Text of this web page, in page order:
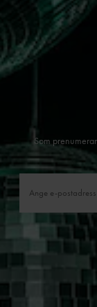
Som